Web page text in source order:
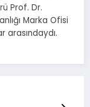
Prof. Dr.
Marka Ofisi
arasındaydı.